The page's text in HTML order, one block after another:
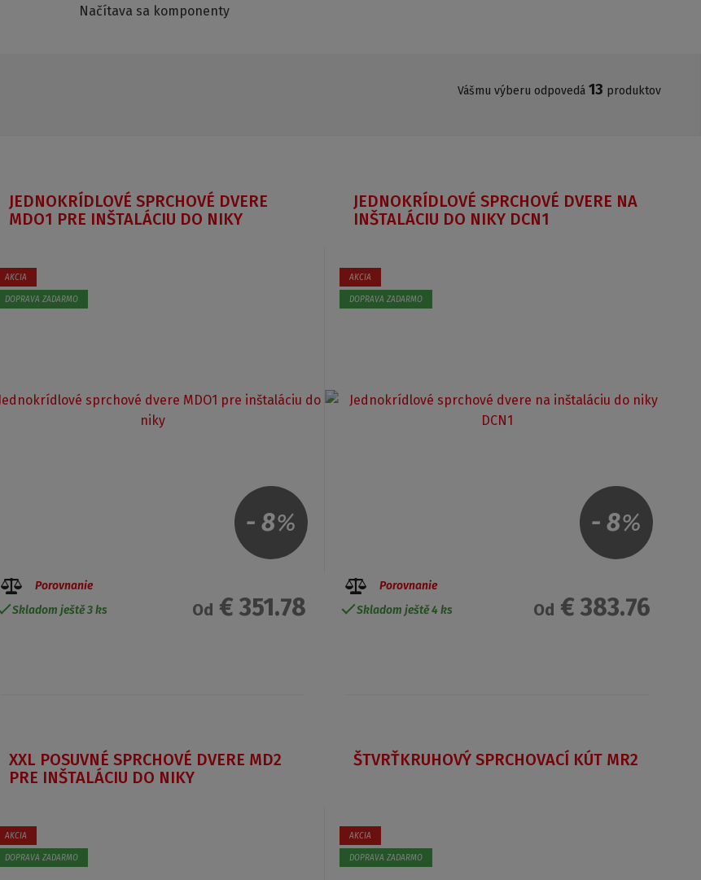
Načítava sa komponenty
Vášmu výberu odpovedá13 produktov
JEDNOKRÍDLOVÉ SPRCHOVÉ DVERE
MDO1 PRE INŠTALÁCIU DO NIKY
- 8%
AKCIA
DOPRAVA ZADARMO
Od € 351.78
Porovnanie
Skladom ještě 3 ks
JEDNOKRÍDLOVÉ SPRCHOVÉ DVERE NA
INŠTALÁCIU DO NIKY DCN1
- 8%
AKCIA
DOPRAVA ZADARMO
Od € 383.76
Porovnanie
Skladom ještě 4 ks
XXL POSUVNÉ SPRCHOVÉ DVERE MD2
PRE INŠTALÁCIU DO NIKY
AKCIA
DOPRAVA ZADARMO
ŠTVRŤKRUHOVÝ SPRCHOVACÍ KÚT MR2
AKCIA
DOPRAVA ZADARMO